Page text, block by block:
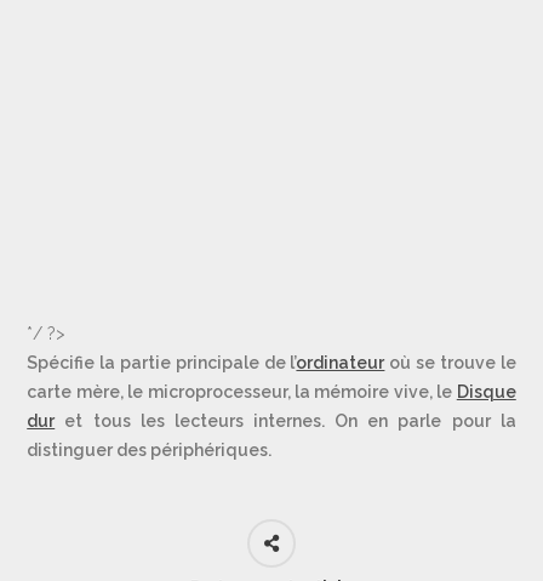
*/ ?>
Spécifie la partie principale de l’ordinateuroù se trouve le
carte mère, le microprocesseur, la mémoire vive, le Disque
duret tous les lecteurs internes. On en parle pour la
distinguer des périphériques.